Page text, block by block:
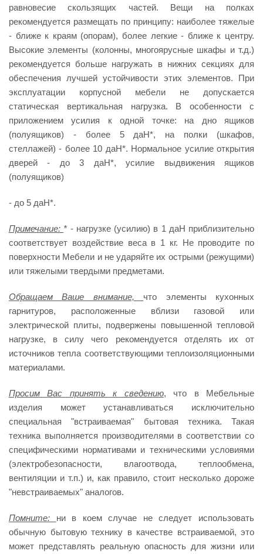
равновесие скользящих частей. Вещи на полках
рекомендуется размещать по принципу: наиболее тяжелые
- ближе к краям (опорам), более легкие - ближе к центру.
Высокие элементы (колонны, многоярусные шкафы и т.д.)
рекомендуется больше нагружать в нижних секциях для
обеспечения лучшей устойчивости этих элементов. При
эксплуатации корпусной мебели не допускается
статическая вертикальная нагрузка. В особенности с
приложением усилия к одной точке: на дно ящиков
(полуящиков) - более 5 даН*, на полки (шкафов,
стеллажей) - более 10 даН*. Нормальное усилие открытия
дверей - до 3 даН*, усилие выдвижения ящиков
(полуящиков)
- до 5 даН*.
Примечание: * - нагрузке (усилию) в 1 даН приблизительно
соответствует воздействие веса в 1 кг. Не проводите по
поверхности Мебели и не ударяйте их острыми (режущими)
или тяжелыми твердыми предметами.
Обращаем Ваше внимание, что элементы кухонных
гарнитуров, расположенные вблизи газовой или
электрической плиты, подвержены повышенной тепловой
нагрузке, в силу чего рекомендуется отделять их от
источников тепла соответствующими теплоизоляционными
материалами.
Просим Вас принять к сведению, что в Мебельные
изделия может устанавливаться исключительно
специальная "встраиваемая" бытовая техника. Такая
техника выполняется производителями в соответствии со
специфическими нормативами и техническими условиями
(электробезопасности, влагоотвода, теплообмена,
вентиляции и т.п.) и, как правило, стоит несколько дороже
"невстраиваемых" аналогов.
Помните:
ни в коем случае не следует использовать
обычную бытовую технику в качестве встраиваемой, это
может представлять реальную опасность для жизни или